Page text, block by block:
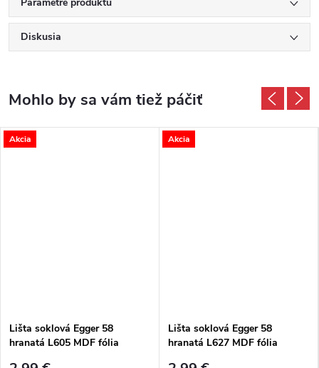
Diskusia
Akcia
Lišta soklová Egger 58
hranatá L605 MDF fólia
Akcia
Lišta soklová Egger 58
hranatá L627 MDF fólia